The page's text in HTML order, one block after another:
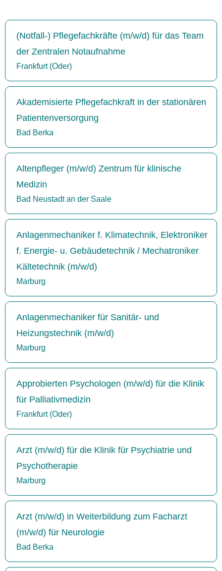
(Notfall-) Pflegefachkräfte (m/w/d) für das Team
der Zentralen Notaufnahme
Frankfurt (Oder)
Akademisierte Pflegefachkraft in der stationären
Patientenversorgung
Bad Berka
Altenpfleger (m/w/d) Zentrum für klinische
Medizin
Bad Neustadt an der Saale
Anlagenmechaniker f. Klimatechnik, Elektroniker
f. Energie- u. Gebäudetechnik / Mechatroniker
Kältetechnik (m/w/d)
Marburg
Anlagenmechaniker für Sanitär- und
Heizungstechnik (m/w/d)
Marburg
Approbierten Psychologen (m/w/d) für die Klinik
für Palliativmedizin
Frankfurt (Oder)
Arzt (m/w/d) für die Klinik für Psychiatrie und
Psychotherapie
Marburg
Arzt (m/w/d) in Weiterbildung zum Facharzt
(m/w/d) für Neurologie
Bad Berka